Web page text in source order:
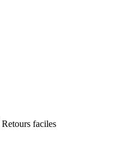
Retours faciles